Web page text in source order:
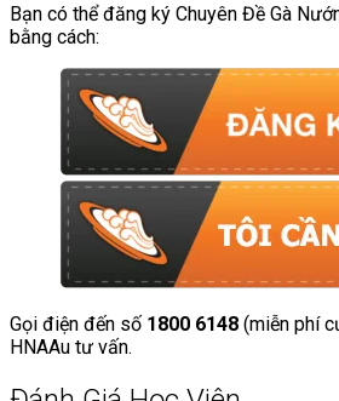
Bạn có thể đăng ký Chuyên Đề Gà
bằng cách:
Gọi điện đến số 1800 6148 (miễn phí
HNAAu tư vấn.